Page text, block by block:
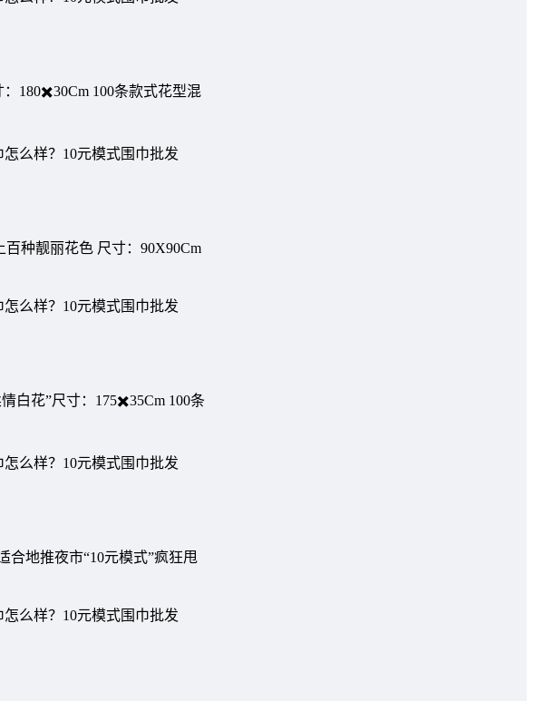
180✖️30Cm 100条款式花型混
种靓丽花色 尺寸：90X90Cm
白花”尺寸：175✖️35Cm 100条
合地推夜市“10元模式”疯狂甩